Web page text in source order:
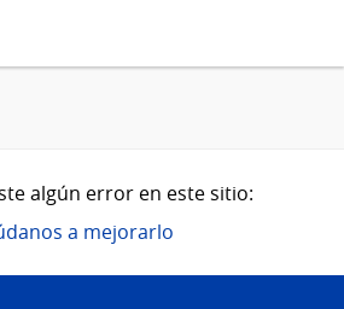
algún error en este sitio:
a mejorarlo